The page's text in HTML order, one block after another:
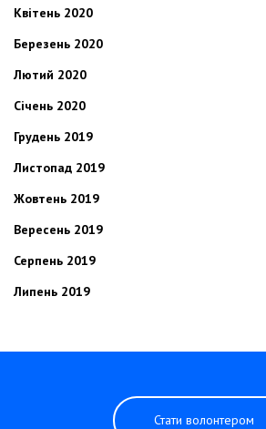
Квітень 2020
Березень 2020
Лютий 2020
Січень 2020
Грудень 2019
Листопад 2019
Жовтень 2019
Вересень 2019
Серпень 2019
Липень 2019
Стати волонтером